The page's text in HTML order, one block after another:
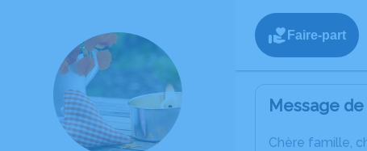
Faire-part
Message
Chère famille,